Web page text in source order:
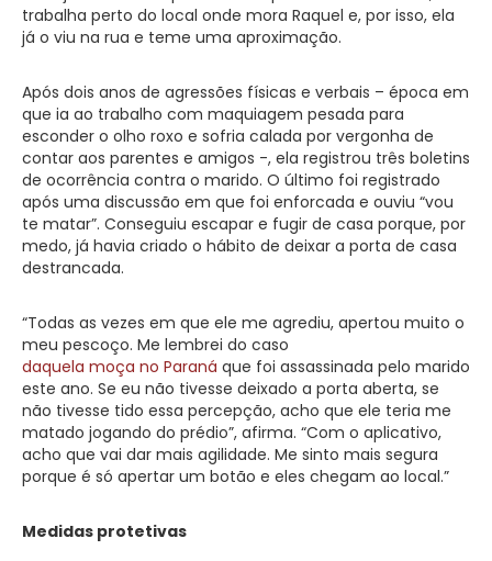
trabalha perto do local onde mora Raquel e, por isso, ela
já o viu na rua e teme uma aproximação.
Após dois anos de agressões físicas e verbais – época em
que ia ao trabalho com maquiagem pesada para
esconder o olho roxo e sofria calada por vergonha de
contar aos parentes e amigos -, ela registrou três boletins
de ocorrência contra o marido. O último foi registrado
após uma discussão em que foi enforcada e ouviu “vou
te matar”. Conseguiu escapar e fugir de casa porque, por
medo, já havia criado o hábito de deixar a porta de casa
destrancada.
“Todas as vezes em que ele me agrediu, apertou muito o
meu pescoço. Me lembrei do caso
daquela moça no Paraná que foi assassinada pelo marido
este ano. Se eu não tivesse deixado a porta aberta, se
não tivesse tido essa percepção, acho que ele teria me
matado jogando do prédio”, afirma. “Com o aplicativo,
acho que vai dar mais agilidade. Me sinto mais segura
porque é só apertar um botão e eles chegam ao local.”
Medidas protetivas